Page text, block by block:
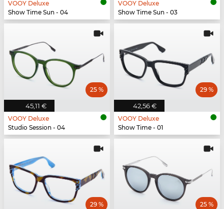
VOOY Deluxe
Show Time Sun - 04
VOOY Deluxe
Show Time Sun - 03
45,11 €
25 %
VOOY Deluxe
Studio Session - 04
42,56 €
29 %
VOOY Deluxe
Show Time - 01
29 % 25 %